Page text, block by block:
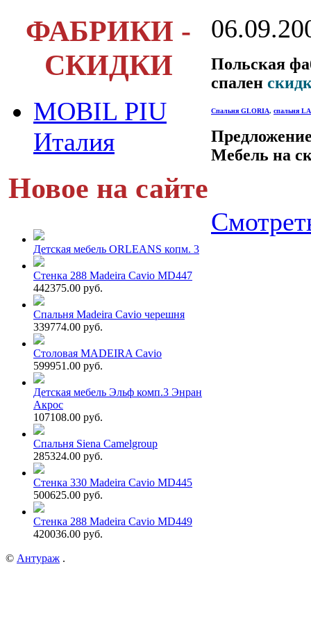
ФАБРИКИ -
СКИДКИ
MOBIL PIU
Италия
Новое на сайте
Детская мебель ORLEANS копм. 3
Стенка 288 Madeira Cavio MD447
442375.00 руб.
Спальня Madeira Cavio черешня
339774.00 руб.
Столовая MADEIRA Cavio
599951.00 руб.
Детская мебель Эльф комп.3 Энран
Акрос
107108.00 руб.
Спальня Siena Camelgroup
285324.00 руб.
Стенка 330 Madeira Cavio MD445
500625.00 руб.
Стенка 288 Madeira Cavio MD449
420036.00 руб.
Польская
спален
Спальня GLORIA, спальня
Мебель на
© Антураж .